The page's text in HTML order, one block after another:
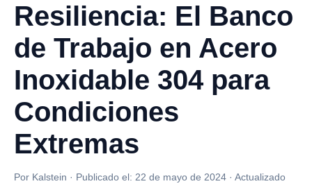
Resiliencia: El Banco
de Trabajo en Acero
Inoxidable 304 para
Condiciones
Extremas
Por Kalstein · Publicado el: 22 de mayo de 2024 · Actualizado